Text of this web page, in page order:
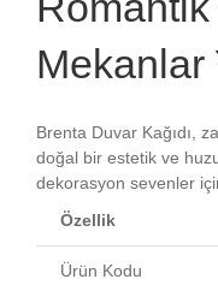
Mekanlar
Brenta Duvar Kağıdı,
doğal bir estetik ve
dekorasyon sevenler
Özellik
Ürün Kodu